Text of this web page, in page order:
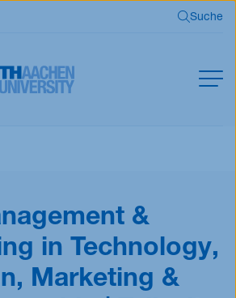
Suche
School
&
in Technology,
Marketing &